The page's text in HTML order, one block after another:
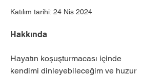
Katılım tarihi: 24 Nis 2024
Hakkında
Hayatın koşuşturmacası içinde
kendimi dinleyebileceğim ve huzur